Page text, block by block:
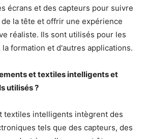
écrans et des capteurs pour suivre
la tête et offrir une expérience
réaliste. Ils sont utilisés pour les
formation et d'autres applications.
et textiles intelligents et
utilisés ?
textiles intelligents intègrent des
tels que des capteurs, des